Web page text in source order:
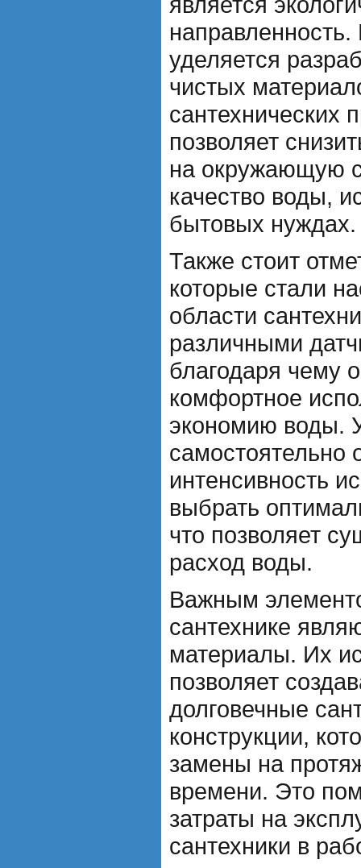
уделяется
чистых
сантехнических
позволяет
на окружающую
качество воды,
бытовых нуждах.
Также стоит
которые стали
области
различными
благодаря чему
комфортное
экономию воды.
самостоятельно
интенсивность
выбрать
что позволяет
расход воды.
Важным
сантехнике
материалы. Их
позволяет
долговечные
конструкции,
замены на
времени. Это
затраты на
сантехники в